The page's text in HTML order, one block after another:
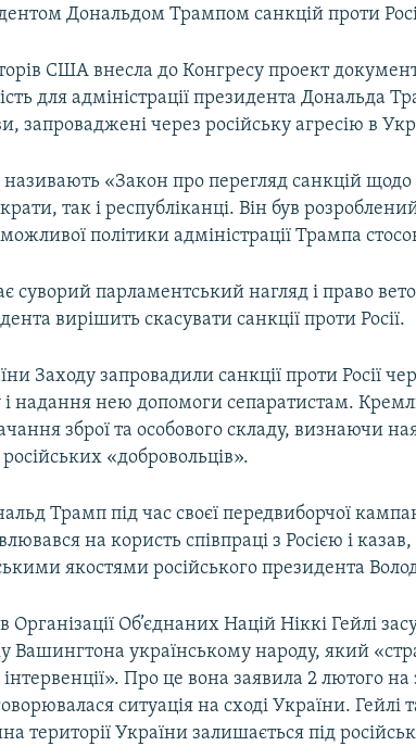
Дональдом Трампом санкцій проти
США внесла до Конгресу проект
для адміністрації президента Дональда
запроваджені через російську агресію в
«Закон про перегляд санкцій щодо
так і республіканці. Він був
політики адміністрації Трампа
суворий парламентський нагляд і право
вирішить скасувати санкції проти Росії.
Заходу запровадили санкції проти Росії
надання нею допомоги сепаратистам.
зброї та особового складу, визнаючи
«добровольців».
Трамп під час своєї передвиборчої
на користь співпраці з Росією і
якостями російського президента
Об’єднаних Націй Ніккі Гейлі
Вашингтона українському народу, який
інтервенції». Про це вона заявила 2 лютого
ситуація на сході України. Гейлі
території України залишається під